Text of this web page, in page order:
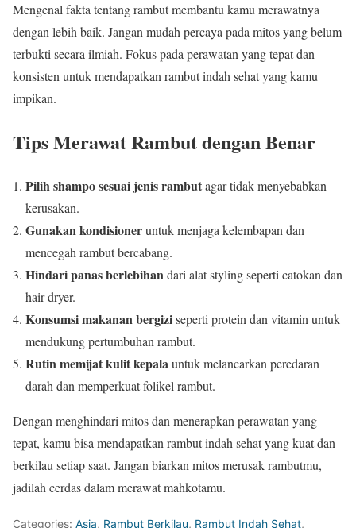
Mengenal fakta tentang rambut membantu kamu merawatnya
dengan lebih baik. Jangan mudah percaya pada mitos yang belum
terbukti secara ilmiah. Fokus pada perawatan yang tepat dan
konsisten untuk mendapatkan rambut indah sehat yang kamu
impikan.
Tips Merawat Rambut dengan Benar
Pilih shampo sesuai jenis rambutagar tidak menyebabkan
kerusakan.
Gunakan kondisioneruntuk menjaga kelembapan dan
mencegah rambut bercabang.
Hindari panas berlebihandari alat styling seperti catokan dan
hair dryer.
Konsumsi makanan bergiziseperti protein dan vitamin untuk
mendukung pertumbuhan rambut.
Rutin memijat kulit kepalauntuk melancarkan peredaran
darah dan memperkuat folikel rambut.
Dengan menghindari mitos dan menerapkan perawatan yang
tepat, kamu bisa mendapatkan rambut indah sehat yang kuat dan
berkilau setiap saat. Jangan biarkan mitos merusak rambutmu,
jadilah cerdas dalam merawat mahkotamu.
Categories: Asia, Rambut Berkilau, Rambut Indah Sehat,